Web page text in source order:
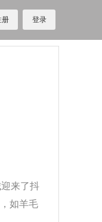
册 登录
来了抖
如羊毛